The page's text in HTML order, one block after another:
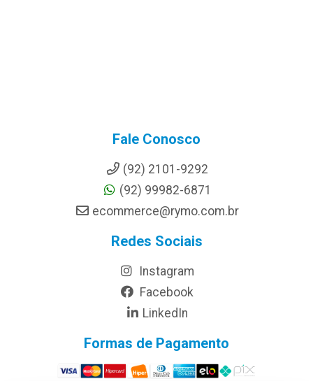
Fale Conosco
(92) 2101-9292
(92) 99982-6871
ecommerce@rymo.com.br
Redes Sociais
Instagram
Facebook
LinkedIn
Formas de Pagamento